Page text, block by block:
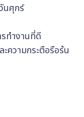
นศุกร์
ทำงานที่ดี
ความกระตือรือร้น